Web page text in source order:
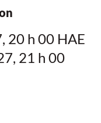
20 h 00 HAE
21 h 00